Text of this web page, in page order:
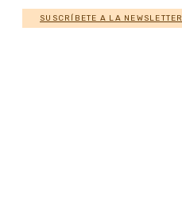
SUSCRÍBETE A LA NEWSLETTER